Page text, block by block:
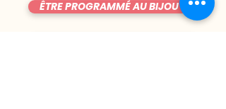
ÊTRE PROGRAMMÉ AU BIJOU ?